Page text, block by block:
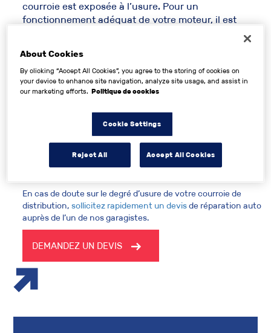
courroie est exposée à l’usure. Pour un
fonctionnement adéquat de votre moteur, il est
indispensable qu’elle soit en bon état. Elle permet :
moteur, notamment le mouvement des pistons
et des soupapes ;
D’entraîner la pompe à eau, et donc le
refroidissement;
échappement du cycle de votre moteur.
En cas de doute sur le degré d’usure de votre courroie de
distribution,sollicitez rapidement un devisde réparation auto
auprès de l’un de nosgaragistes.
DEMANDEZ UN DEVIS
About Cookies
By clicking “Accept All Cookies”, you agree to the storing of cookies on
your device to enhance site navigation, analyze site usage, and assist in
our marketing efforts. Politique de cookies
Cookie Settings
Reject All Accept All Cookies